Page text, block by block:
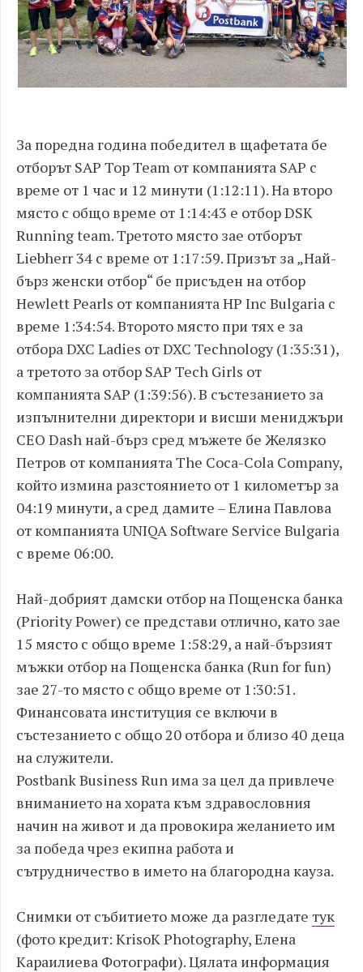
За поредна година победител в щафетата бе
отборът SAP Top Team от компанията SAP с
време от 1 час и 12 минути (1:12:11). На второ
място с общо време от 1:14:43 е отбор DSK
Running team. Третото място зае отборът
Liebherr 34 с време от 1:17:59. Призът за „Най-
бърз женски отбор“ бе присъден на отбор
Hewlett Pearls от компанията HP Inc Bulgaria с
време 1:34:54. Второто място при тях е за
отбора DXC Ladies от DXC Technology (1:35:31),
a третото за отбор SAP Tech Girls от
компанията SAP (1:39:56). В състезанието за
изпълнителни директори и висши мениджъри
CEO Dash най-бърз сред мъжете бе Желязко
Петров от компанията The Coca-Cola Company,
който измина разстоянието от 1 километър за
04:19 минути, а сред дамите – Елина Павлова
от компанията UNIQA Software Service Bulgaria
с време 06:00.
Най-добрият дамски отбор на Пощенска банка
(Priority Power) се представи отлично, като зае
15 място с общо време 1:58:29, а най-бързият
мъжки отбор на Пощенска банка (Run for fun)
зае 27-то място с общо време от 1:30:51.
Финансовата институция се включи в
състезанието с общо 20 отбора и близо 40 деца
на служители.
Postbank Business Run има за цел да привлече
вниманието на хората към здравословния
начин на живот и да провокира желанието им
за победа чрез екипна работа и
сътрудничество в името на благородна кауза.
Снимки от събитието може да разгледате тук
(фото кредит: KrisoK Photography, Елена
Караилиева Фотографи). Цялата информация